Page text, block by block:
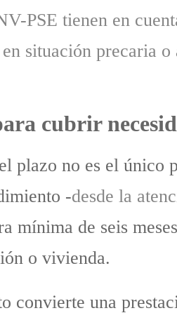
PSE tienen en
situación precaria
cubrir
plazo no es el
-desde la
mínima de seis
o vivienda.
convierte una